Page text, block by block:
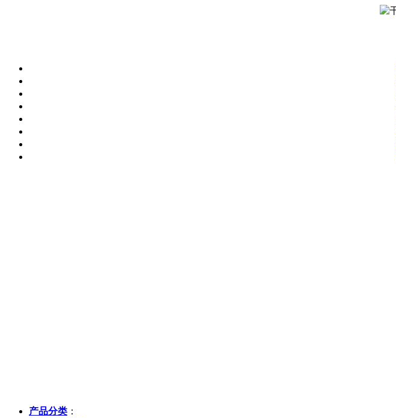
产品分类 ：